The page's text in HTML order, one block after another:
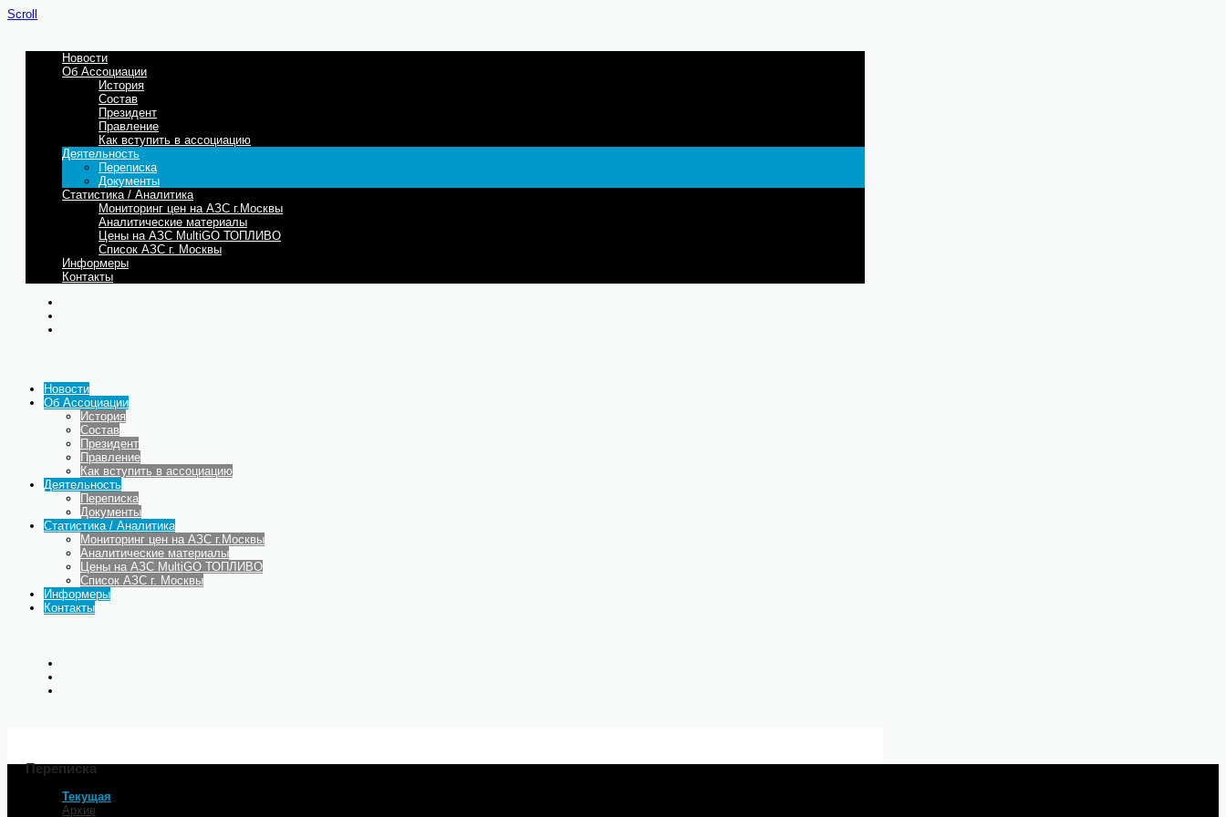
Scroll
Новости
Об Ассоциации
История
Состав
Президент
Правление
Как вступить в ассоциацию
Деятельность
Переписка
Документы
Статистика / Аналитика
Мониторинг цен на АЗС г.Москвы
Аналитические материалы
Цены на АЗС MultiGO ТОПЛИВО
Список АЗС г. Москвы
Информеры
Контакты
Новости
Об Ассоциации
История
Состав
Президент
Правление
Как вступить в ассоциацию
Деятельность
Переписка
Документы
Статистика / Аналитика
Мониторинг цен на АЗС г.Москвы
Аналитические материалы
Цены на АЗС MultiGO ТОПЛИВО
Список АЗС г. Москвы
Информеры
Контакты
Переписка
Текущая
Архив